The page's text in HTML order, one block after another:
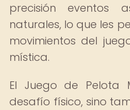
precisión eventos
naturales, lo que les
movimientos del
mística.
El Juego de Pelota
desafío físico, sino